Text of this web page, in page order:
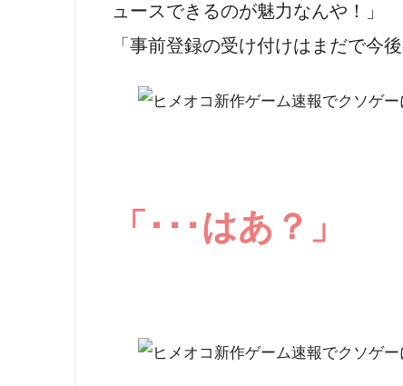
ュースできるのが魅力なんや！」
「事前登録の受け付けはまだで今
「･･･はあ？」